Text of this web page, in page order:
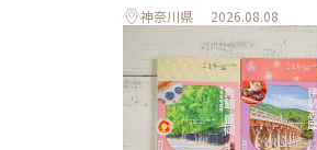
神奈川県 2026.08.08